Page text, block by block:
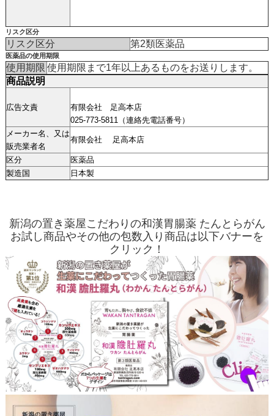
リスク区分
リスク区分 第2類医薬品
医薬品の使用期限
使用期限 使用期限まで1年以上あるものをお送りします。
商品説明
広告文責
有限会社 足高本店
025-773-5811（連絡先電話番号）
メーカー名、又は
販売業者名
有限会社 足高本店
区分
医薬品
製造国
日本製
新潟の置き薬屋こだわりの和漢胃腸薬 たんとらがん
お試し商品やその他の包数入り商品は以下バナーを
クリック！